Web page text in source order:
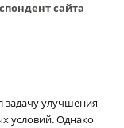
сайта
задачу улучшения
условий. Однако